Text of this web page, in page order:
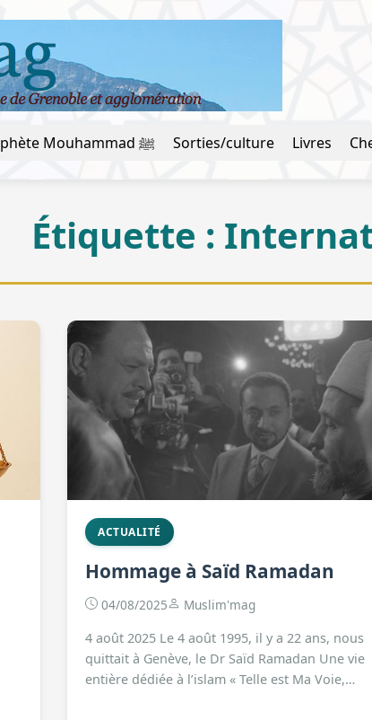
La vie du prophète Mouhammad ﷺ Sorties/culture Livres
Étiquette :
ACTUALITÉ
Hommage à Saïd Ramadan
04/08/2025
Muslim'mag
4 août 2025 Le 4 août 1995, il y a 22 ans, nous
quittait à Genève, le Dr Saïd Ramadan Une vie
entière dédiée à l’islam « Telle est Ma Voie,…